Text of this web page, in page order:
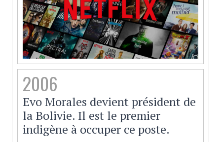
2006
Evo Morales devient président de
la Bolivie. Il est le premier
indigène à occuper ce poste.